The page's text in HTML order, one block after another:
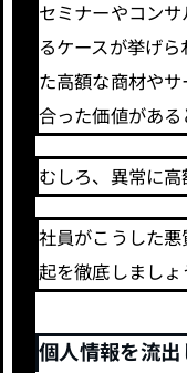
セミナーやコン
るケースが挙げ
た高額な商材や
合った価値がある
むしろ、異常に高
社員がこうした
起を徹底しましょ
個人情報を流出